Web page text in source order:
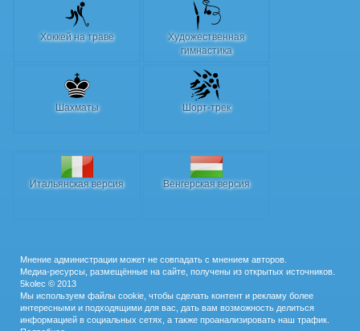
Хоккей на траве
Художественная
гимнастика
Шахматы Шорт-трек
Итальянская версия Венгерская версия
Мнение администрации может не совпадать с мнением авторов.
Медиа-ресурсы, размещённые на сайте, получены из открытых источников.
5kolec © 2013
Мы используем файлы cookie, чтобы сделать контент и рекламу более
интересными и подходящими для вас, дать вам возможность делиться
информацией в социальных сетях, а также проанализировать наш трафик.